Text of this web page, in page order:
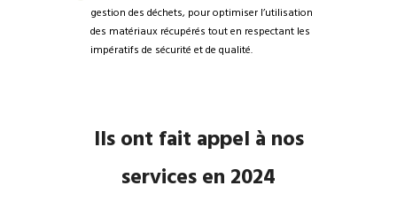
gestion des déchets, pour optimiser l’utilisation
des matériaux récupérés tout en respectant les
impératifs de sécurité et de qualité.
Ils ont fait appel à nos
services en 2024